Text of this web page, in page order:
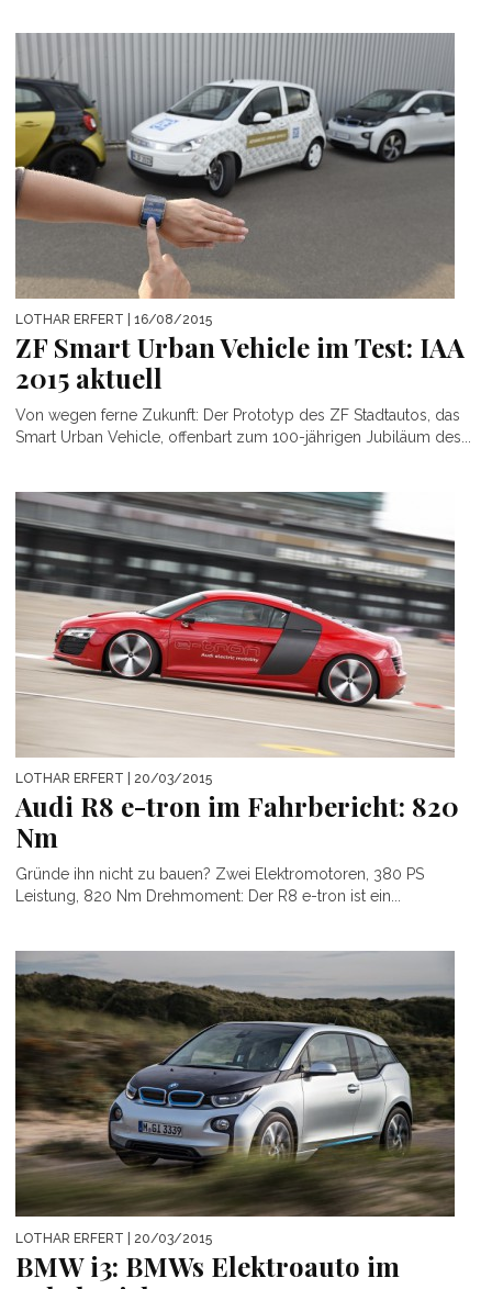
LOTHAR ERFERT | 16/08/2015
ZF Smart Urban Vehicle im Test: IAA
2015 aktuell
Von wegen ferne Zukunft: Der Prototyp des ZF Stadtautos, das
Smart Urban Vehicle, offenbart zum 100-jährigen Jubiläum des...
LOTHAR ERFERT | 20/03/2015
Audi R8 e-tron im Fahrbericht: 820
Nm
Gründe ihn nicht zu bauen? Zwei Elektromotoren, 380 PS
Leistung, 820 Nm Drehmoment: Der R8 e-tron ist ein...
LOTHAR ERFERT | 20/03/2015
BMW i3: BMWs Elektroauto im